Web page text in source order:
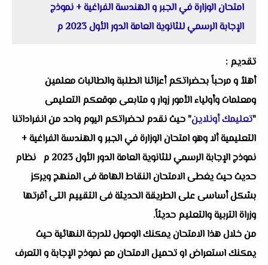
امتحان الوزارة في الجبر و الهندسة الفراغية + نموذج
الإجابة الرسمي للثانوية العامة الدور الأول 2023 م
تقديم :
أهلاُ و مرحباً بحضراتكم أعزائنا الطلبة والطالبات معلمين
ومعلمات وأولياء الأمور زوار و متابعى موقعكم التعليمى
"تعليمك أونلاين" حيث نقدم لحضراتكم اليوم واحد من انفراداتنا
التعليمية ألا وهو امتحان الوزارة في الجبر و الهندسة الفراغية +
نموذج الإجابة الرسمي للثانوية العامة الدور الأول 2023 م نظام
حديث حيث يغطى الامتحان النقاط الهامة فى المنهج ويركز
بشكل أساسى على الطريقة الحديثة فى التقييم التى أقرتها
وزراة التربية والتعليم حديثاً.
من خلال هذا الامتحان يمكنك الوصول للدرجة النهائية حيث
يمكنك استعراض او تحميل الامتحان مع نموذج الإجابة و التعرف